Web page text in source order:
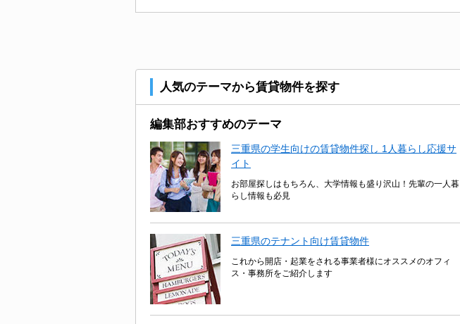
人気のテーマから賃貸物件を探す
編集部おすすめのテーマ
三重県の学生向けの賃貸物件探し 1人暮らし応援サ
イト
お部屋探しはもちろん、大学情報も盛り沢山！先輩の一人暮
らし情報も必見
三重県のテナント向け賃貸物件
これから開店・起業をされる事業者様にオススメのオフィ
ス・事務所をご紹介します